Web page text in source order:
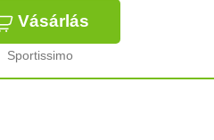
Vásárlás
Sportissimo